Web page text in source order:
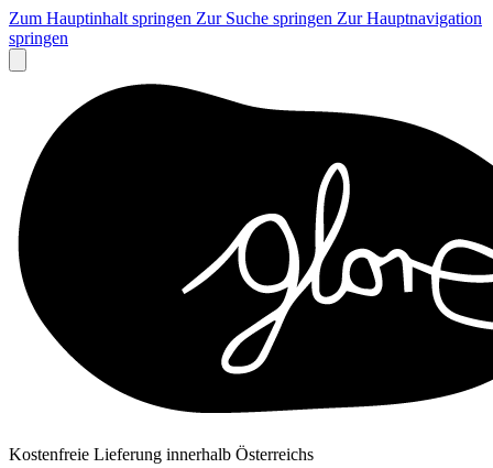
Zum Hauptinhalt springen Zur Suche springen Zur Hauptnavigation
springen
Kostenfreie Lieferung innerhalb Österreichs